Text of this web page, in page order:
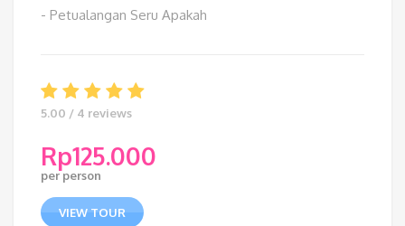
- Petualangan Seru Apakah
5.00 / 4 reviews
Rp125.000
per person
VIEW TOUR